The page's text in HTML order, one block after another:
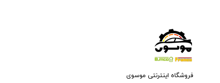
فروشگاه اینترنتی موسوی